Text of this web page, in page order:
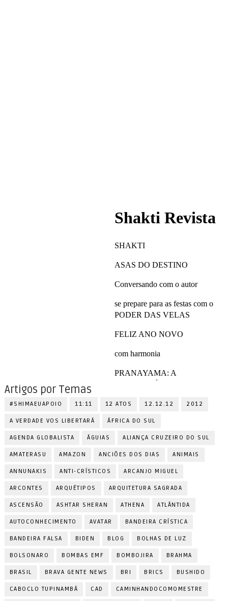
Artigos por Temas
#SHIMAEUAPOIO 11:11 12 ATOS 12.12.12 2012
A VERDADE VOS LIBERTARÁ ÁFRICA DO SUL
AGENDA GLOBALISTA ÁGUIAS ALIANÇA CRUZEIRO DO SUL
AMATERASU AMAZON ANCIÕES DOS DIAS ANIMAIS
ANNUNAKIS ANTI-CRÍSTICOS ARCANJO MIGUEL
ARCONTES ARQUÉTIPOS ARQUITETURA SAGRADA
ASCENSÃO ASHTAR SHERAN ATHENA ATLÂNTIDA
AUTOCONHECIMENTO AVATAR BANDEIRA CRÍSTICA
BANDEIRA FALSA BIDEN BLOG BOLHAS DE LUZ
BOLSONARO BOMBAS EMF BOMBOJIRA BRAHMA
BRASIL BRAVA GENTE NEWS BRI BRICS BUSHIDO
CABOCLO TUPINAMBÁ CAD CAMINHANDOCOMOMESTRE